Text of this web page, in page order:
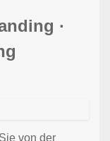
·
von der